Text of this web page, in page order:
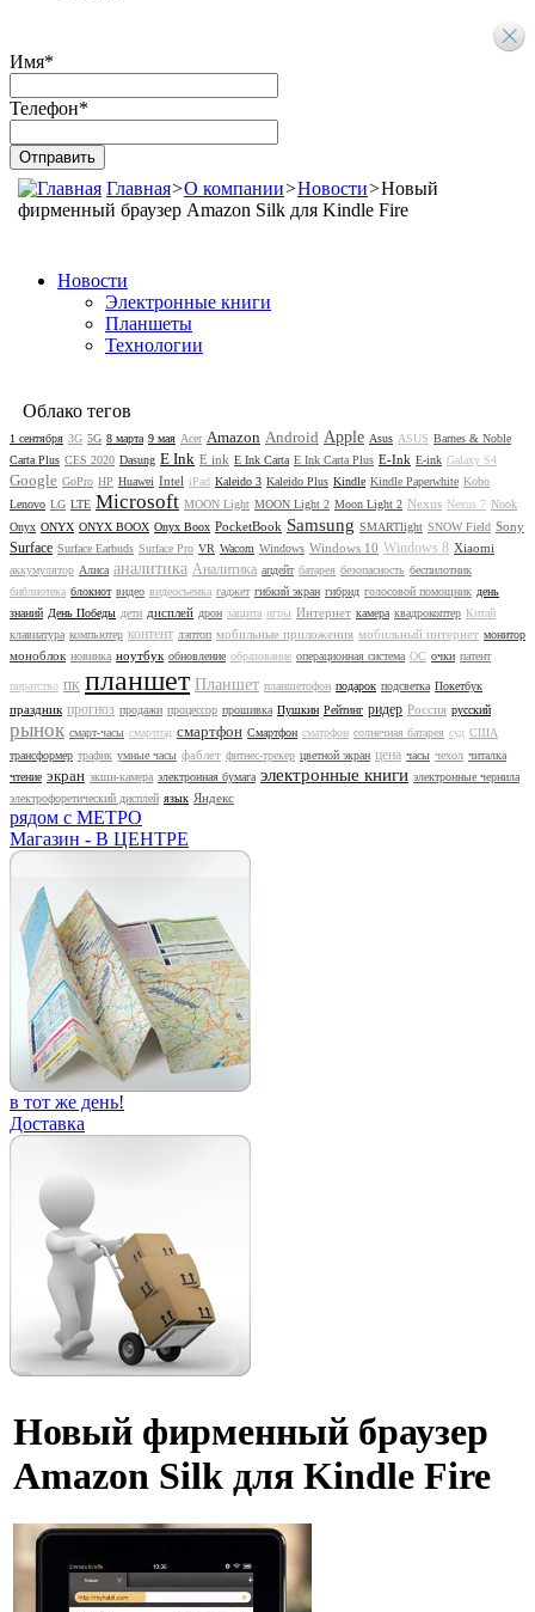
Имя*
Телефон*
Главная>О компании>Новости>Новый
фирменный браузер Amazon Silk для Kindle Fire
Новости
Электронные книги
Планшеты
Технологии
Облако тегов
1 сентября 3G 5G 8 марта 9 мая Acer Amazon Android Apple Asus ASUS Barnes & Noble
Carta Plus CES 2020 Dasung E Ink E ink E Ink Carta E Ink Carta Plus E-Ink E-ink Galaxy S4
Google GoPro HP Huawei Intel iPad Kaleido 3 Kaleido Plus Kindle Kindle Paperwhite Kobo
Lenovo LG LTE Microsoft MOON Light MOON Light 2 Moon Light 2 Nexus Nexus 7 Nook
Onyx ONYX ONYX BOOX Onyx Boox PocketBook Samsung SMARTlight SNOW Field Sony
Surface Surface Earbuds Surface Pro VR Wacom Windows Windows 10 Windows 8 Xiaomi
аккумулятор Алиса аналитика Аналитика апдейт батарея безопасность беспилотник
библиотека блокнот видео видеосъемка гаджет гибкий экран гибрид голосовой помощник день
знаний День Победы дети дисплей дрон защита игры Интернет камера квадрокоптер Китай
клавиатура компьютер контент лэптоп мобильные приложения мобильный интернет монитор
моноблок новинка ноутбук обновление образование операционная система ОС очки патент
пиратство ПК планшет Планшет планшетофон подарок подсветка Покетбук
праздник прогноз продажи процессор прошивка Пушкин Рейтинг ридер Россия русский
рынок смарт-часы смартпэд смартфон Смартфон сматрфон солнечная батарея суд США
трансформер трафик умные часы фаблет фитнес-трекер цветной экран цена часы чехол читалка
чтение экран экшн-камера электронная бумага электронные книги электронные чернила
электрофоретический дисплей язык Яндекс
рядом с МЕТРО
Магазин - В ЦЕНТРЕ
в тот же день!
Доставка
Новый фирменный браузер
Amazon Silk для Kindle Fire